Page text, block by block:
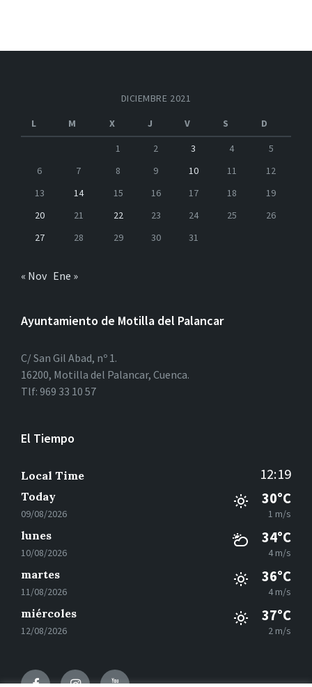
DICIEMBRE 2021
L
M X J V S
D
1
2 3 4
5
6
7 8 9 10 11
12
13
14 15 16 17 18
19
20
21 22 23 24 25
26
27
28 29 30 31
« Nov Ene »
Ayuntamiento de Motilla del Palancar
C/ San Gil Abad, nº 1.
16200, Motilla del Palancar, Cuenca.
Tlf: 969 33 10 57
El Tiempo
Local Time 12:19
Today
09/08/2026
30°C
1 m/s
lunes
10/08/2026
34°C
4 m/s
martes
11/08/2026
36°C
4 m/s
miércoles
12/08/2026
37°C
2 m/s
FacebookInstagramYoutube